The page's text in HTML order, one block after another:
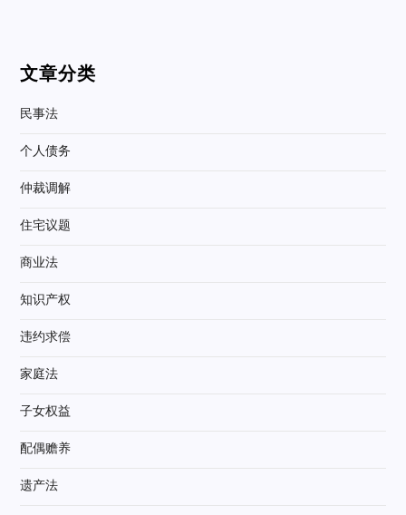
文章分类
民事法
个人债务
仲裁调解
住宅议题
商业法
知识产权
违约求偿
家庭法
子女权益
配偶赡养
遗产法